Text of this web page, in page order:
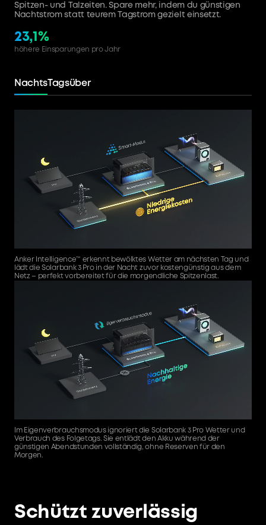
Spitzen- und Talzeiten. Spare mehr, indem du günstigen
Nachtstrom statt teurem Tagstrom gezielt einsetzt.
23,1%
höhere Einsparungen pro Jahr
Nachts Tagsüber
Anker Intelligence™ erkennt bewölktes Wetter am nächsten Tag und
lädt die Solarbank 3 Pro in der Nacht zuvor kostengünstig aus dem
Netz – perfekt vorbereitet für die morgendliche Spitzenlast.
Im Eigenverbrauchsmodus ignoriert die Solarbank 3 Pro Wetter und
Verbrauch des Folgetags. Sie entlädt den Akku während der
günstigen Abendstunden vollständig, ohne Reserven für den
Morgen.
Schützt zuverlässig